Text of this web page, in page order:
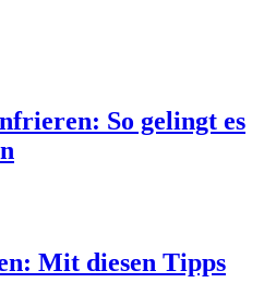
So gelingt es
Mit diesen Tipps